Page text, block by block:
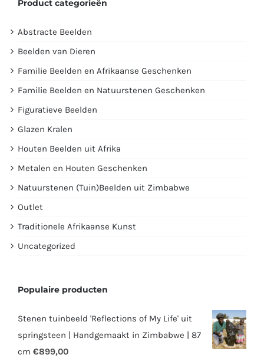
Product categorieën
Abstracte Beelden
Beelden van Dieren
Familie Beelden en Afrikaanse Geschenken
Familie Beelden en Natuurstenen Geschenken
Figuratieve Beelden
Glazen Kralen
Houten Beelden uit Afrika
Metalen en Houten Geschenken
Natuurstenen (Tuin)Beelden uit Zimbabwe
Outlet
Traditionele Afrikaanse Kunst
Uncategorized
Populaire producten
Stenen tuinbeeld 'Reflections of My Life' uit
springsteen | Handgemaakt in Zimbabwe | 87
cm €899,00